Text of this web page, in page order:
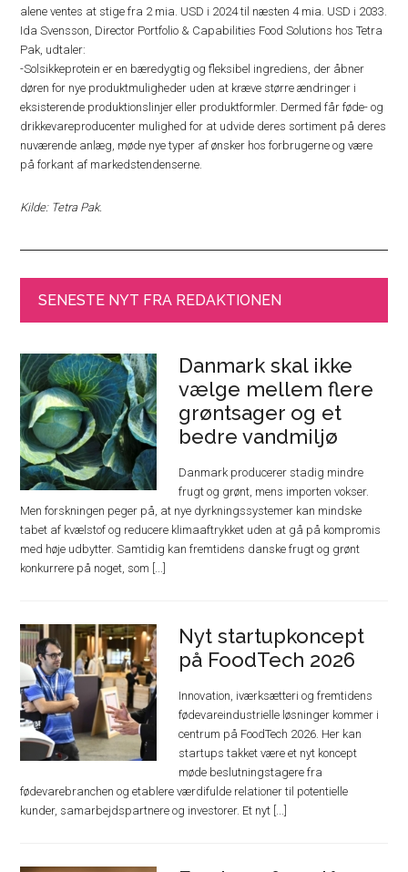
alene ventes at stige fra 2 mia. USD i 2024 til næsten 4 mia. USD i 2033.
Ida Svensson, Director Portfolio & Capabilities Food Solutions hos Tetra
Pak, udtaler:
-Solsikkeprotein er en bæredygtig og fleksibel ingrediens, der åbner
døren for nye produktmuligheder uden at kræve større ændringer i
eksisterende produktionslinjer eller produktformler. Dermed får føde- og
drikkevareproducenter mulighed for at udvide deres sortiment på deres
nuværende anlæg, møde nye typer af ønsker hos forbrugerne og være
på forkant af markedstendenserne.
Kilde: Tetra Pak.
SENESTE NYT FRA REDAKTIONEN
Danmark skal ikke
vælge mellem flere
grøntsager og et
bedre vandmiljø
Danmark producerer stadig mindre
frugt og grønt, mens importen vokser.
Men forskningen peger på, at nye dyrkningssystemer kan mindske
tabet af kvælstof og reducere klimaaftrykket uden at gå på kompromis
med høje udbytter. Samtidig kan fremtidens danske frugt og grønt
konkurrere på noget, som [...]
Nyt startupkoncept
på FoodTech 2026
Innovation, iværksætteri og fremtidens
fødevareindustrielle løsninger kommer i
centrum på FoodTech 2026. Her kan
startups takket være et nyt koncept
møde beslutningstagere fra
fødevarebranchen og etablere værdifulde relationer til potentielle
kunder, samarbejdspartnere og investorer. Et nyt [...]